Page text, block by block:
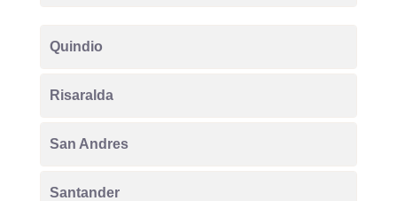
Quindio
Risaralda
San Andres
Santander